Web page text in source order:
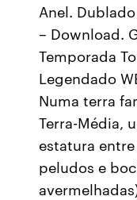
Anel.
– Download.
Temporada
Legendado
Numa terra
Terra-Média,
estatura
peludos e